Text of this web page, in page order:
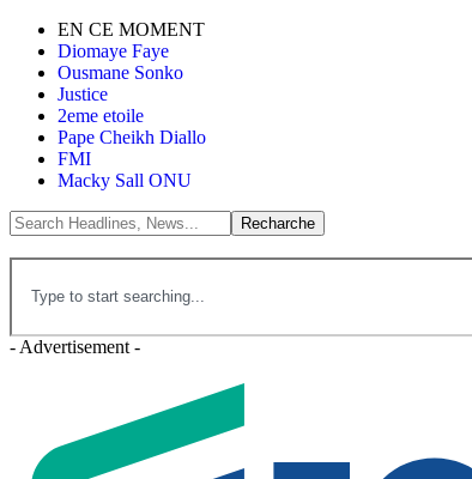
EN CE MOMENT
Diomaye Faye
Ousmane Sonko
Justice
2eme etoile
Pape Cheikh Diallo
FMI
Macky Sall ONU
- Advertisement -